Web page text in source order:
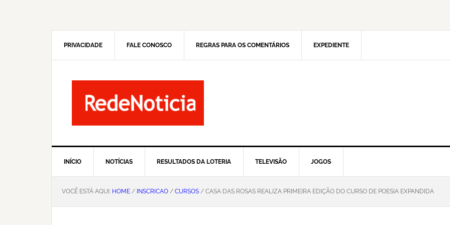
PRIVACIDADE FALE CONOSCO REGRAS PARA OS COMENTÁRIOS EXPEDIENTE
INÍCIO NOTÍCIAS RESULTADOS DA LOTERIA TELEVISÃO JOGOS
VOCÊ ESTÁ AQUI: HOME / INSCRICAO / CURSOS / CASA DAS ROSAS REALIZA PRIMEIRA EDIÇÃO DO CURSO DE POESIA EXPANDIDA